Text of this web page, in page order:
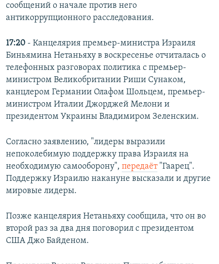
сообщений о начале против него
антикоррупционного расследования.
17:20 - Канцелярия премьер-министра Израиля
Биньямина Нетаньяху в воскресенье отчиталась о
телефонных разговорах политика с премьер-
министром Великобритании Риши Сунаком,
канцлером Германии Олафом Шольцем, премьер-
министром Италии Джорджей Мелони и
президентом Украины Владимиром Зеленским.
Согласно заявлению, "лидеры выразили
непоколебимую поддержку права Израиля на
необходимую самооборону", передаёт"Гаарец".
Поддержку Израилю накануне высказали и другие
мировые лидеры.
Позже канцелярия Нетаньяху сообщила, что он во
второй раз за два дня поговорил с президентом
США Джо Байденом.